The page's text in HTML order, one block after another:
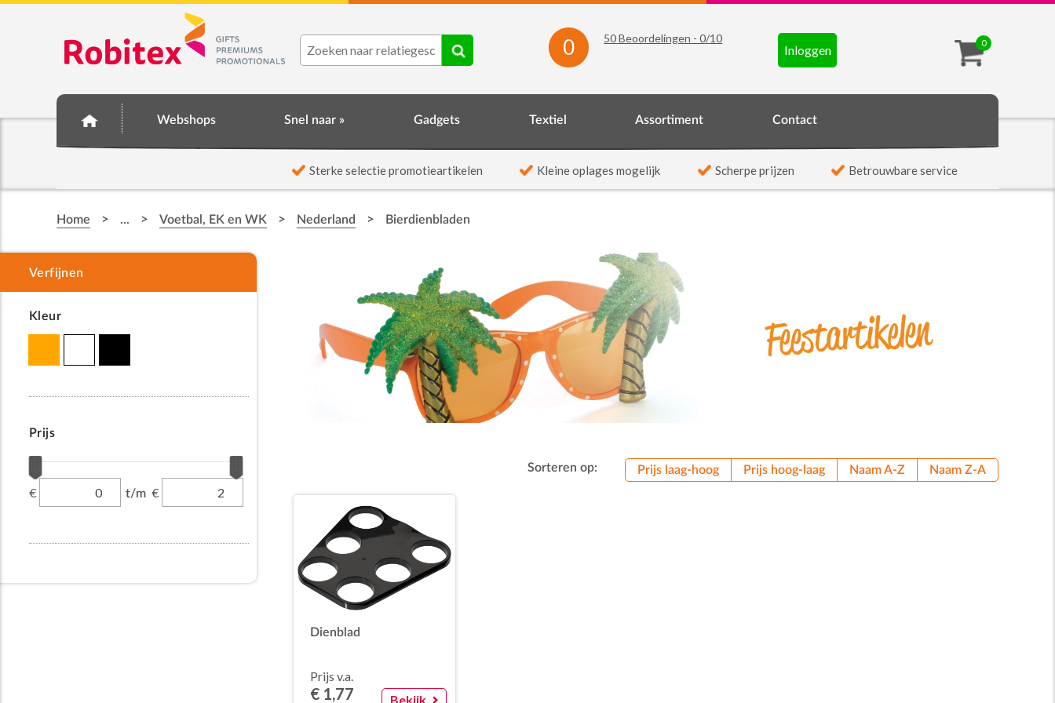
0
Inloggen
0 50Beoordelingen -0/10
Webshops Snel naar » Gadgets Textiel Assortiment Contact
Sterke selectie promotieartikelen Kleine oplages mogelijk Scherpe prijzen Betrouwbare service
Home > ... > Voetbal, EK en WK > Nederland > Bierdienbladen
Kleur
Prijs
€ t/m €
Sorteren op: Prijs laag-hoog Prijs hoog-laag Naam A-Z Naam Z-A
Dienblad
Prijs v.a.
€ 1,77 Bekijk